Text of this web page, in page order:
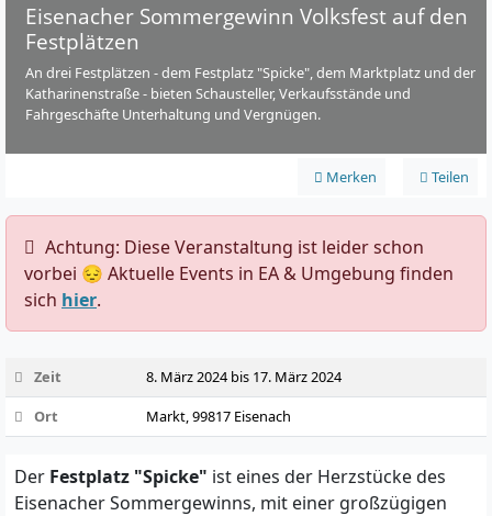
Eisenacher Sommergewinn Volksfest auf den
Festplätzen
An drei Festplätzen - dem Festplatz "Spicke", dem Marktplatz und der
Katharinenstraße - bieten Schausteller, Verkaufsstände und
Fahrgeschäfte Unterhaltung und Vergnügen.
Merken Teilen
️ Achtung: Diese Veranstaltung ist leider schon
vorbei 😔 Aktuelle Events in EA & Umgebung finden
sich hier.
Zeit
8. März 2024 bis 17. März 2024
Ort
Markt, 99817 Eisenach
Der Festplatz "Spicke" ist eines der Herzstücke des
Eisenacher Sommergewinns, mit einer großzügigen